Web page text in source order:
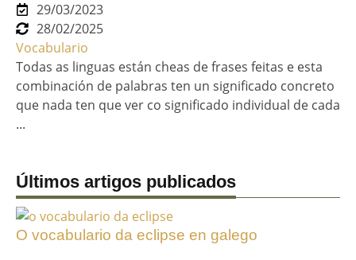
29/03/2023
28/02/2025
Vocabulario
Todas as linguas están cheas de frases feitas e esta
combinación de palabras ten un significado concreto
que nada ten que ver co significado individual de cada
...
Últimos artigos publicados
O vocabulario da eclipse en galego